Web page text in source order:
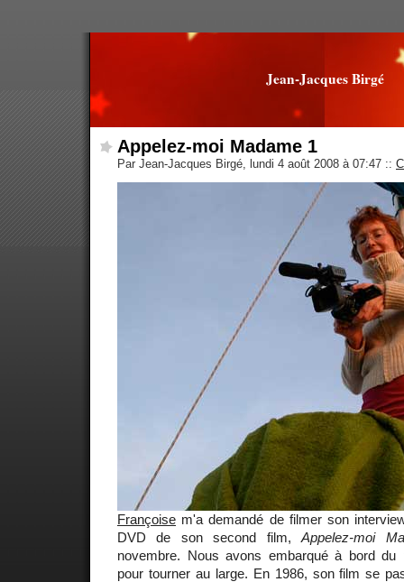
Jean-Jacques Birgé
Appelez-moi Madame 1
Par Jean-Jacques Birgé, lundi 4 août 2008 à 07:47 ::
Françoise m'a demandé de filmer son
DVD de son second film,Appelez-moi
novembre. Nous avons embarqué à bord du
pour tourner au large. En 1986, son film se